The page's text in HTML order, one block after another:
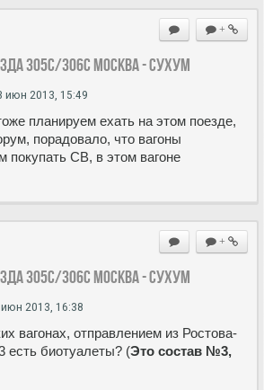
+
305С/306С Москва - Сухум
июн 2013, 15:49
планируем ехать на этом поезде,
порадовало, что вагоны
покупать СВ, в этом вагоне
+
305С/306С Москва - Сухум
2013, 16:38
вагонах, отправлением из Ростова-
есть биотуалеты? (Это состав №3,